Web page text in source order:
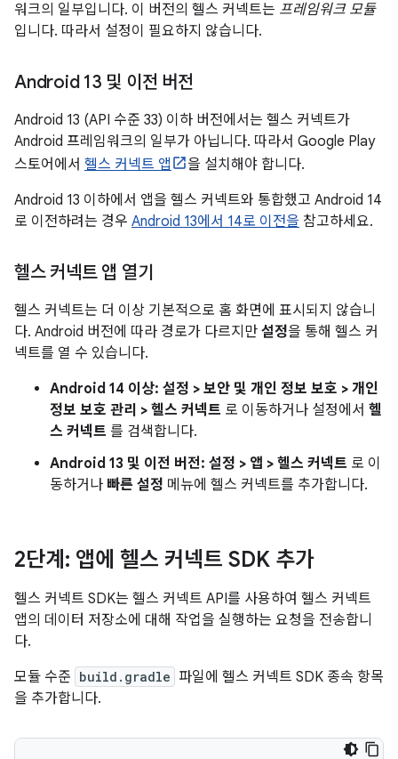
워크의 일부입니다. 이 버전의 헬스 커넥트는 프레임워크 모듈
입니다. 따라서 설정이 필요하지 않습니다.
Android 13 및 이전 버전
Android 13 (API 수준 33) 이하 버전에서는 헬스 커넥트가
Android 프레임워크의 일부가 아닙니다. 따라서 Google Play
스토어에서 헬스 커넥트 앱
을 설치해야 합니다.
Android 13 이하에서 앱을 헬스 커넥트와 통합했고 Android 14
로 이전하려는 경우 Android 13에서 14로 이전을 참고하세요.
헬스 커넥트 앱 열기
헬스 커넥트는 더 이상 기본적으로 홈 화면에 표시되지 않습니
다. Android 버전에 따라 경로가 다르지만 설정을 통해 헬스 커
넥트를 열 수 있습니다.
Android 14 이상: 설정 > 보안 및 개인 정보 보호 > 개인
정보 보호 관리 > 헬스 커넥트 로 이동하거나 설정에서 헬
스 커넥트 를 검색합니다.
Android 13 및 이전 버전: 설정 > 앱 > 헬스 커넥트 로 이
동하거나 빠른 설정 메뉴에 헬스 커넥트를 추가합니다.
2단계: 앱에 헬스 커넥트 SDK 추가
헬스 커넥트 SDK는 헬스 커넥트 API를 사용하여 헬스 커넥트
앱의 데이터 저장소에 대해 작업을 실행하는 요청을 전송합니
다.
모듈 수준 build.gradle 파일에 헬스 커넥트 SDK 종속 항목
을 추가합니다.